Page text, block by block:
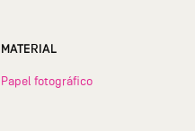
MATERIAL
Papel fotográfico